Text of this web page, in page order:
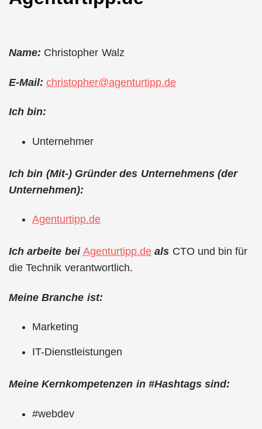
Name: Christopher Walz
E-Mail:christopher@agenturtipp.de
Ich bin:
Unternehmer
Ich bin (Mit-) Gründer des Unternehmens (der
Unternehmen):
Agenturtipp.de
Ich arbeite bei Agenturtipp.de als CTO und bin für
die Technik verantwortlich.
Meine Branche ist:
Marketing
IT-Dienstleistungen
Meine Kernkompetenzen in #Hashtags sind:
#webdev